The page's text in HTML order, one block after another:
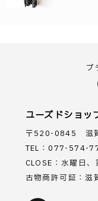
ブ
ユーズドショッ
〒520-0845 滋
TEL：077-574-
CLOSE：水曜日、
古物商許可証：